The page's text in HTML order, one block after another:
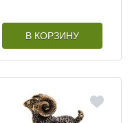
В КОРЗИНУ